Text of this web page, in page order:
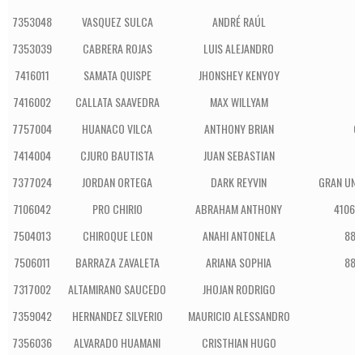
7353048
VASQUEZ SULCA ANDRÉ RAÚL
7353039
CABRERA ROJAS LUIS ALEJANDRO
7416011
SAMATA QUISPE JHONSHEY KENYOY
7416002
CALLATA SAAVEDRA MAX WILLYAM
7757004
HUANACO VILCA ANTHONY BRIAN
7414004
CJURO BAUTISTA JUAN SEBASTIAN
7377024
JORDAN ORTEGA DARK REYVIN
GRAN
7106042
PRO CHIRIO ABRAHAM ANTHONY
41061
7504013
CHIROQUE LEON ANAHI ANTONELA
7506011
BARRAZA ZAVALETA ARIANA SOPHIA
7317002
ALTAMIRANO SAUCEDO JHOJAN RODRIGO
7359042
HERNANDEZ SILVERIO MAURICIO ALESSANDRO
7356036
ALVARADO HUAMANI CRISTHIAN HUGO